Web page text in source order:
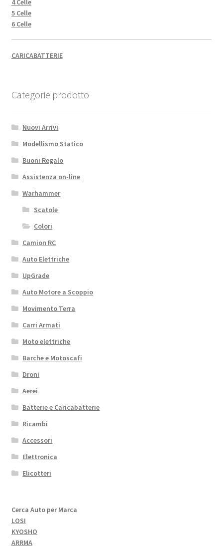
4 Celle
5 Celle
6 Celle
CARICABATTERIE
Categorie prodotto
Nuovi Arrivi
Modellismo Statico
Buoni Regalo
Assistenza on-line
Warhammer
Scatole
Colori
Camion RC
Auto Elettriche
UpGrade
Auto Motore a Scoppio
Movimento Terra
Carri Armati
Moto elettriche
Barche e Motoscafi
Droni
Aerei
Batterie e Caricabatterie
Ricambi
Accessori
Elettronica
Elicotteri
Cerca Auto per Marca
LOSI
KYOSHO
ARRMA